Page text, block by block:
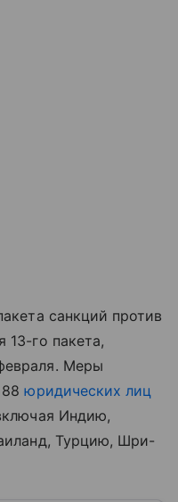
санкций против
13-го пакета,
Меры
88юридических лиц
Индию,
Турцию, Шри-